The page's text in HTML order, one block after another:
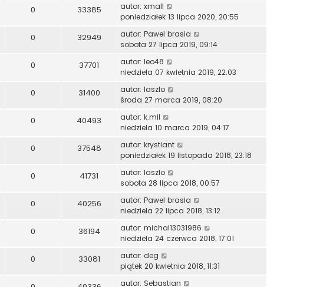
0 33385 autor: xmall
poniedziałek 13 lipca 2020, 20:55
0 32949 autor: Pawel brasia
sobota 27 lipca 2019, 09:14
0 37701 autor: leo48
niedziela 07 kwietnia 2019, 22:03
0 31400 autor: laszlo
środa 27 marca 2019, 08:20
0 40493 autor: k.mil
niedziela 10 marca 2019, 04:17
0 37548 autor: krystiant
poniedziałek 19 listopada 2018, 23:18
0 41731 autor: laszlo
sobota 28 lipca 2018, 00:57
0 40256 autor: Pawel brasia
niedziela 22 lipca 2018, 13:12
0 36194 autor: michal13031986
niedziela 24 czerwca 2018, 17:01
0 33081 autor: deg
piątek 20 kwietnia 2018, 11:31
autor: Sebastian